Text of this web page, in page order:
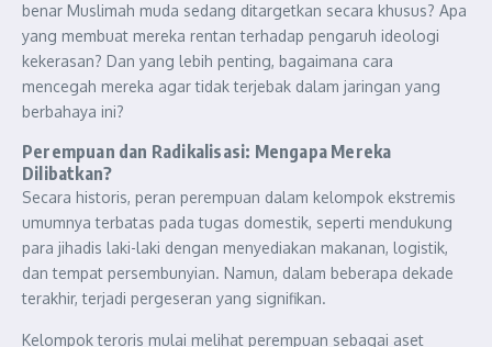
benar Muslimah muda sedang ditargetkan secara khusus? Apa
yang membuat mereka rentan terhadap pengaruh ideologi
kekerasan? Dan yang lebih penting, bagaimana cara
mencegah mereka agar tidak terjebak dalam jaringan yang
berbahaya ini?
Perempuan dan Radikalisasi: Mengapa Mereka
Dilibatkan?
Secara historis, peran perempuan dalam kelompok ekstremis
umumnya terbatas pada tugas domestik, seperti mendukung
para jihadis laki-laki dengan menyediakan makanan, logistik,
dan tempat persembunyian. Namun, dalam beberapa dekade
terakhir, terjadi pergeseran yang signifikan.
Kelompok teroris mulai melihat perempuan sebagai aset